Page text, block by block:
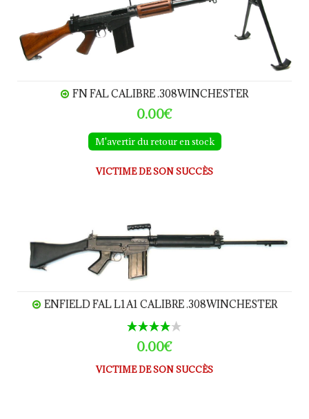
FN FAL CALIBRE .308WINCHESTER
0.00€
M'avertir du retour en stock
VICTIME DE SON SUCCÈS
ENFIELD FAL L1A1 CALIBRE .308WINCHESTER
0.00€
VICTIME DE SON SUCCÈS